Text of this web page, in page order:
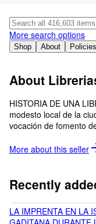
Textbooks
Sellers
Help
Shop About Policies
More search options
About
HISTORIA DE UNA LIBRERÍA La Librería
modesto local de la
vocación de fomento
del hombre. En 1975
tiempo nos obliga a
más eficiente pero sin
práctica de un
More about this seller
Recently
LA IMPRENTA EN LA